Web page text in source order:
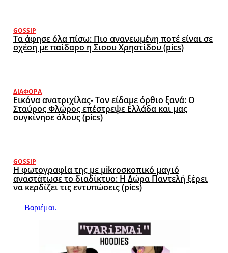
GOSSIP
Τα άφησε όλα πίσω: Πιο ανανεωμένη ποτέ είναι σε
σχέση με παίδαρο η Σισσυ Χρηστίδου (pics)
ΔΙΆΦΟΡΑ
Εικόνα ανατριχίλας- Τον είδαμε όρθιο ξανά: Ο
Σταύρος Φλώρος επέστρεψε Ελλάδα και μας
συγκίνησε όλους (pics)
GOSSIP
Η φωτογραφία της με μikroσκοπικό μαγιό
αναστάτωσε το διαδίκτυο: Η Δώρα Παντελή ξέρει
να κερδίζει τις εντυπώσεις (pics)
Βαριέμαι.